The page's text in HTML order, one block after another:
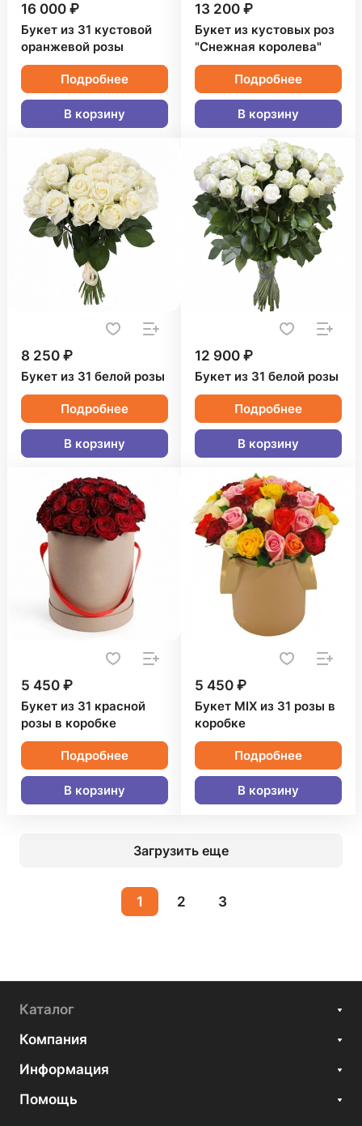
16 000 ₽
Букет из 31 кустовой
оранжевой розы
Подробнее
В корзину
13 200 ₽
Букет из кустовых роз
"Снежная королева"
Подробнее
В корзину
8 250 ₽
Букет из 31 белой розы
Подробнее
В корзину
12 900 ₽
Букет из 31 белой розы
Подробнее
В корзину
5 450 ₽
Букет из 31 красной
розы в коробке
Подробнее
В корзину
5 450 ₽
Букет MIX из 31 розы в
коробке
Подробнее
В корзину
Загрузить еще
1 2 3
Каталог
Компания
Информация
Помощь